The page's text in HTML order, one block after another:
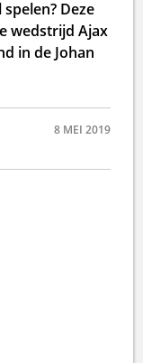
Deze
wedstrijd Ajax
in de Johan
8 MEI 2019